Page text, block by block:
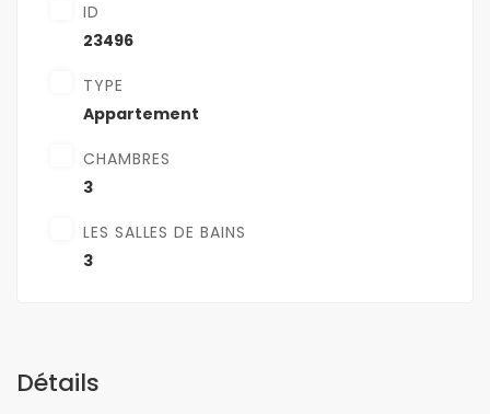
ID
23496
TYPE
Appartement
CHAMBRES
3
LES SALLES DE BAINS
3
Détails